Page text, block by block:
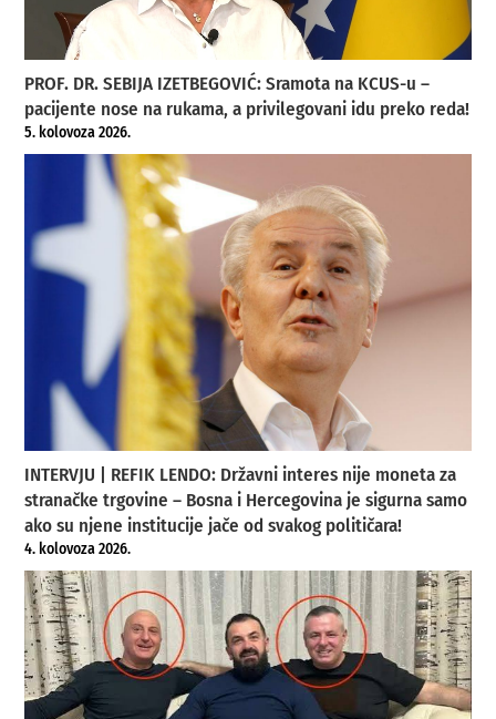
PROF. DR. SEBIJA IZETBEGOVIĆ: Sramota na KCUS-u –
pacijente nose na rukama, a privilegovani idu preko reda!
5. kolovoza 2026.
INTERVJU | REFIK LENDO: Državni interes nije moneta za
stranačke trgovine – Bosna i Hercegovina je sigurna samo
ako su njene institucije jače od svakog političara!
4. kolovoza 2026.